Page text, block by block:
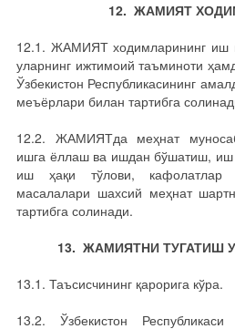
12. ЖАМИЯТ
12.1. ЖАМИЯТ ходимларининг иш
уларнинг ижтимоий таъминоти
Ўзбекистон Республикасининг
меъёрлари билан тартибга
12.2. ЖАМИЯТда меҳнат
ишга ёллаш ва ишдан бўшатиш,
иш ҳақи тўлови, кафолатлар
масалалари шахсий меҳнат
тартибга солинади.
13. ЖАМИЯТНИ ТУГАТИШ
13.1. Таъсисчининг қарорига кўра.
13.2. Ўзбекистон